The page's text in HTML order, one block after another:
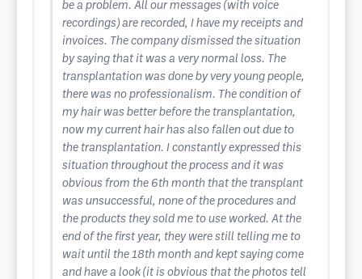
be a problem. All our messages (with voice
recordings) are recorded, I have my receipts and
invoices. The company dismissed the situation
by saying that it was a very normal loss. The
transplantation was done by very young people,
there was no professionalism. The condition of
my hair was better before the transplantation,
now my current hair has also fallen out due to
the transplantation. I constantly expressed this
situation throughout the process and it was
obvious from the 6th month that the transplant
was unsuccessful, none of the procedures and
the products they sold me to use worked. At the
end of the first year, they were still telling me to
wait until the 18th month and kept saying come
and have a look (it is obvious that the photos tell